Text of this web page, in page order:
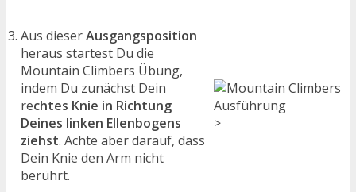
Aus dieserAusgangsposition
heraus startest Du die
Mountain Climbers Übung,
indem Du zunächst Dein
rechtes Knie in Richtung
Deines linken Ellenbogens
ziehst. Achte aber darauf, dass
Dein Knie den Arm nicht
berührt.
>